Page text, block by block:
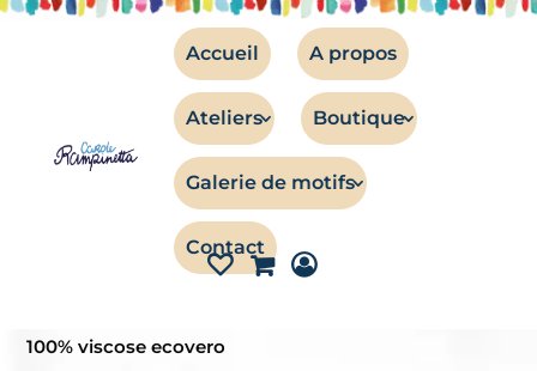
Accueil A propos
Ateliers Boutique
Galerie de motifs
Contact
TISSUS
Twill de viscose – Bords de Loire
Twill de viscose imprimé du motif Bords de Loire
100% viscose ecovero